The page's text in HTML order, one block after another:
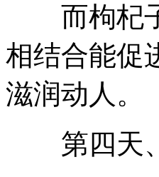
而枸杞子
相结合能促
滋润动人。
第四天、